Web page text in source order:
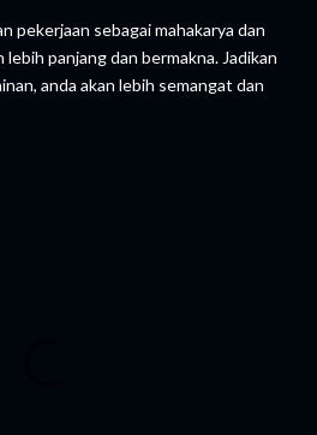
pekerjaan sebagai mahakarya dan
lebih panjang dan bermakna. Jadikan
anda akan lebih semangat dan